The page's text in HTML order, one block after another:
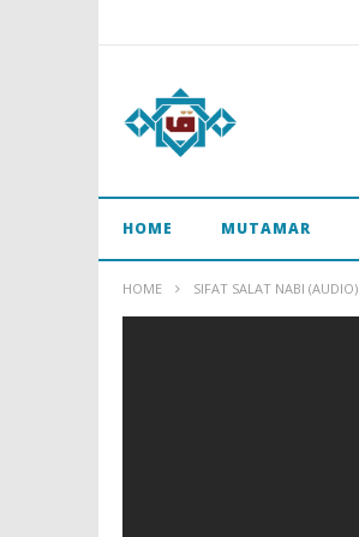
HOME MUTAMAR
HOME SIFAT SALAT NABI (AUDIO)